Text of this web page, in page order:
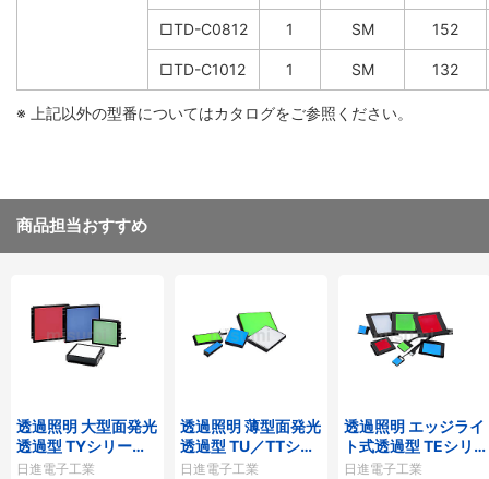
□TD-C0812 1 SM 152
□TD-C1012 1 SM 132
※ 上記以外の型番についてはカタログをご参照ください。
商品担当おすすめ
透過照明 大型面発光
透過型 TYシリー
ズ・THシリーズ
日進電子工業
透過照明 薄型面発光
透過型 TU／TTシリ
ーズ
日進電子工業
透過照明 エッジライ
ト式透過型 TEシリ
ーズ
日進電子工業